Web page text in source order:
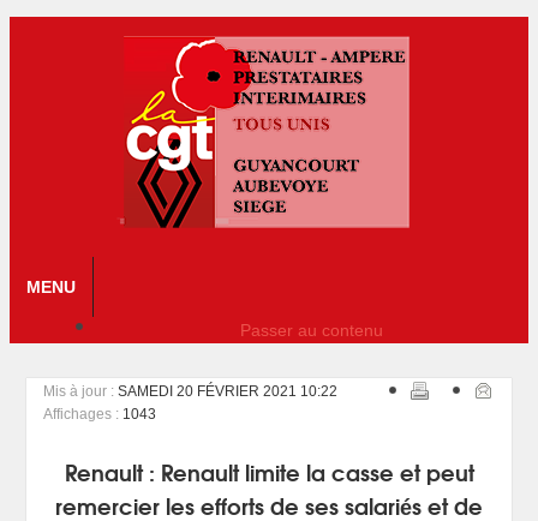
MENU
Passer au contenu
Mis à jour : SAMEDI 20 FÉVRIER 2021 10:22
Affichages : 1043
Renault : Renault limite la casse et peut
remercier les efforts de ses salariés et de